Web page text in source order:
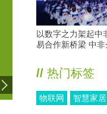
以数字之力架起中
易合作新桥梁 中非
// 热门标签
物联网 智慧家居